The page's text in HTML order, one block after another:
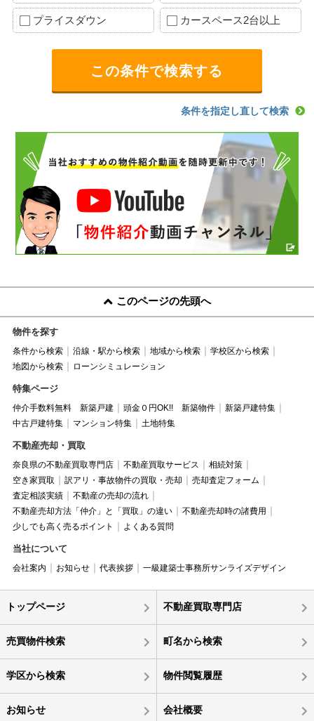
プライスダウン カースペース2台以上
条件を指定し直して検索
このページの先頭へ
物件を探す
条件から検索 沿線・駅から検索 地域から検索
学校区から検索
地図から検索
ローンシミュレーション
特集ページ
仲介手数料無料 新築戸建 頭金０円OK!! 新築物件
新築戸建特集
中古戸建特集
マンション特集 土地特集
不動産売却・買取
奈良県の不動産買取専門店 不動産買取サービス
相続対策
空き家買取
訳アリ・事故物件の買取・売却
売却査定フォーム
査定相談実績
不動産の売却の流れ
不動産売却方法「仲介」と「買取」の違い
不動産売却時の諸費用
少しでも高く売るポイント
よくある質問
当社について
会社案内 お知らせ 代表挨拶 一級建築士事務所サンライズデザイン
トップページ 不動産買取専門店
売買物件検索 町名から検索
学区から検索 物件閲覧履歴
お知らせ 会社概要